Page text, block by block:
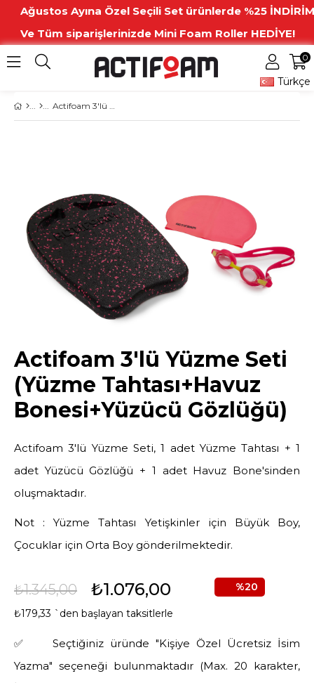
Ağustos Ayına Özel Seçili Set ürünlerde %25 İNDİRİM
Ve Tüm siparişlerinizde Mini Foam Roller HEDİYE!
Türkçe
0
Actifoam 3'lü Yüzme Seti (Yüzme Tahtası+Havuz Bonesi+Yüzücü Gözlüğü)
Actifoam 3'lü Yüzme Seti
(Yüzme Tahtası+Havuz
Bonesi+Yüzücü Gözlüğü)
Actifoam 3'lü Yüzme Seti, ​​​​​​1 adet Yüzme Tahtası + 1
adet Yüzücü Gözlüğü + 1 adet Havuz Bone'sinden
oluşmaktadır.
Not : Yüzme Tahtası Yetişkinler için Büyük Boy,
Çocuklar için Orta Boy gönderilmektedir.
20
₺1.345,00 ₺1.076,00
₺179,33 `den başlayan taksitlerle
✅ Seçtiğiniz üründe "Kişiye Özel Ücretsiz İsim
Yazma" seçeneği bulunmaktadır (Max. 20 karakter,